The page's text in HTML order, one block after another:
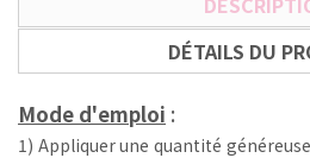
DÉTAILS DU
Mode d'emploi :
1) Appliquer une quantité